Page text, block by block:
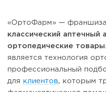
«ОртоФарм» —
классический аптечный
ортопедические товары
является технология
профессиональный
для клиентов, которым